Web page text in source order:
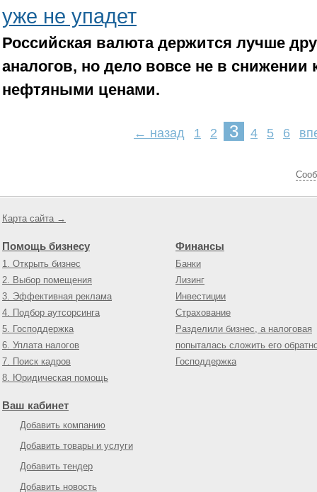
уже не упадет
Российская валюта держится лучше
аналогов, но дело вовсе не в снижении
нефтяными ценами.
← назад 1 2 3 4 5 6
Карта сайта →
Помощь бизнесу
1. Открыть бизнес
2. Выбор помещения
3. Эффективная реклама
4. Подбор аутсорсинга
5. Господдержка
6. Уплата налогов
7. Поиск кадров
8. Юридическая помощь
Финансы
Банки
Лизинг
Инвестиции
Страхование
Разделили бизнес, а налоговая
попыталась сложить его
Господдержка
Ваш кабинет
Добавить компанию
Добавить товары и услуги
Добавить тендер
Добавить новость